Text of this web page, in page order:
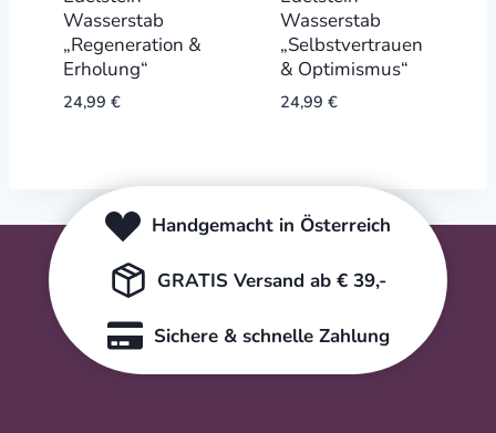
Wasserstab
„Regeneration &
Erholung“
24,99 €
Wasserstab
„Selbstvertrauen
& Optimismus“
24,99 €
Handgemacht in Österreich
GRATIS Versand ab € 39,-
Sichere & schnelle Zahlung